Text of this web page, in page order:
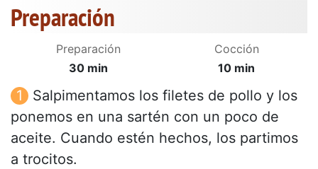
Preparación
Preparación
30 min
Cocción
10 min
Salpimentamos los filetes de pollo y los
ponemos en una sartén con un poco de
aceite. Cuando estén hechos, los partimos
a trocitos.